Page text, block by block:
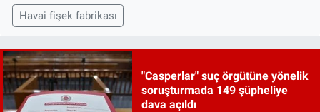
Havai fişek fabrikası
"Casperlar" suç örgütüne yönelik
soruşturmada 149 şüpheliye
dava açıldı